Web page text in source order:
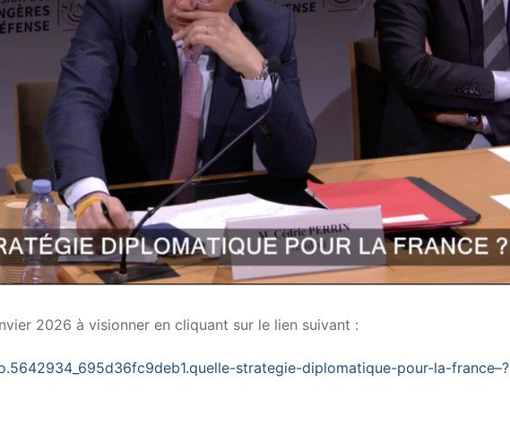
2026 à visionner en cliquant sur le lien suivant :
strategie-diplomatique-pour-la-france–?